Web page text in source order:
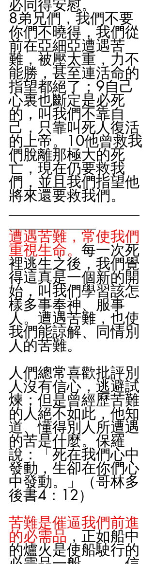
必同得安慰。
8弟兄們，我們不要
你們不曉得，我們從
前在亞細亞遭遇苦
難，被壓太重，力不
能勝，甚至連活命的
指望都絕了；9自己
心裏也斷定是必死
的，叫我們不靠自
己，只靠叫死人復活
的上帝。10他曾救我
們脫離那極大的死
亡，現在仍要救我
們，並且我們指望他
將來還要救我們。
__________________
____________
遭遇苦難，常使我們
重視生命。 每一次死
裡逃生之後，我們覺
得這真是一個新的開
始，叫我們學習該怎
樣多事奉神、服事
人。遭遇苦難，也使
我們能諒解、同情別
人的苦難。
人們總常喜歡批評別
人沒有信心，逃避試
煉；但是曾經歷苦難
的人絕不如此，他知
道、懂得別人所遭遇
的苦是什麼。保羅
說：「死在我們心中
發動，生卻在你們心
中發動。」（哥林多
後書4：12）
苦難是催逼我們前進
的必需品，正如船中
的爐火是使船駛行的